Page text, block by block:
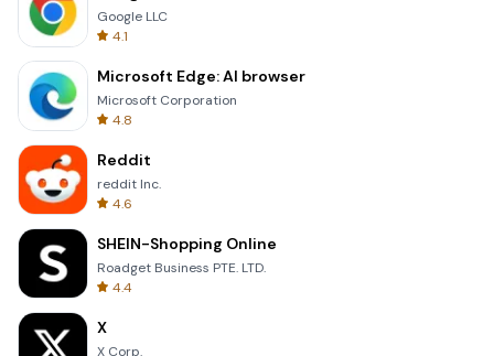
Google LLC
4.1
Microsoft Edge: AI browser
Microsoft Corporation
4.8
Reddit
reddit Inc.
4.6
SHEIN-Shopping Online
Roadget Business PTE. LTD.
4.4
X
X Corp.